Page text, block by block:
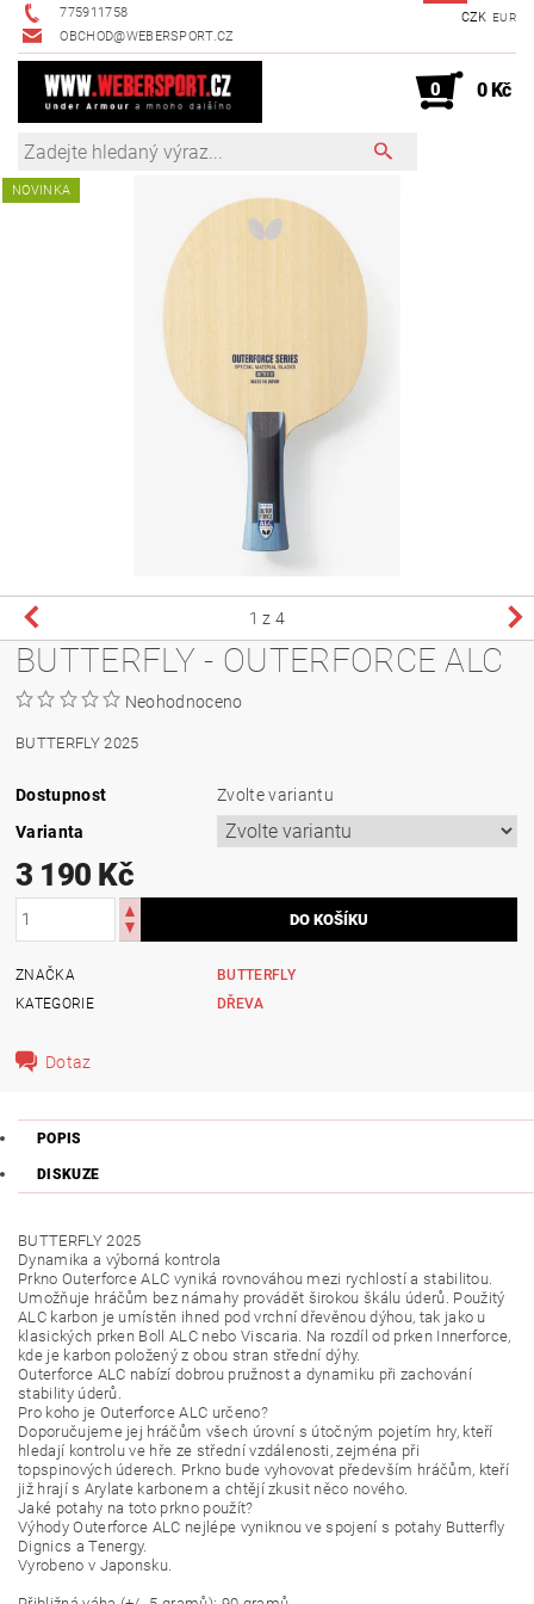
775911758
OBCHOD@WEBERSPORT.CZ
CZK EUR
0 0 Kč
NOVINKA
1 z 4
BUTTERFLY - OUTERFORCE ALC
Neohodnoceno
BUTTERFLY 2025
Dostupnost
Zvolte variantu
Varianta
3 190 Kč
ZNAČKA
BUTTERFLY
KATEGORIE
DŘEVA
Dotaz
POPIS
DISKUZE
BUTTERFLY 2025
Dynamika a výborná kontrola
Prkno Outerforce ALC vyniká rovnováhou mezi rychlostí a stabilitou.
Umožňuje hráčům bez námahy provádět širokou škálu úderů. Použitý
ALC karbon je umístěn ihned pod vrchní dřevěnou dýhou, tak jako u
klasických prken Boll ALC nebo Viscaria. Na rozdíl od prken Innerforce,
kde je karbon položený z obou stran střední dýhy.
Outerforce ALC nabízí dobrou pružnost a dynamiku při zachování
stability úderů.
Pro koho je Outerforce ALC určeno?
Doporučujeme jej hráčům všech úrovní s útočným pojetím hry, kteří
hledají kontrolu ve hře ze střední vzdálenosti, zejména při
topspinových úderech. Prkno bude vyhovovat především hráčům, kteří
již hrají s Arylate karbonem a chtějí zkusit něco nového.
Jaké potahy na toto prkno použít?
Výhody Outerforce ALC nejlépe vyniknou ve spojení s potahy Butterfly
Dignics a Tenergy.
Vyrobeno v Japonsku.